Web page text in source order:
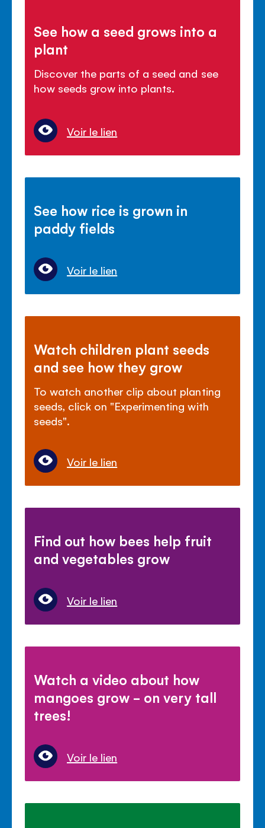
See how a seed grows into a
plant
Discover the parts of a seed and see
how seeds grow into plants.
Voir le lien
See how rice is grown in
paddy fields
Voir le lien
Watch children plant seeds
and see how they grow
To watch another clip about planting
seeds, click on "Experimenting with
seeds".
Voir le lien
Find out how bees help fruit
and vegetables grow
Voir le lien
Watch a video about how
mangoes grow - on very tall
trees!
Voir le lien